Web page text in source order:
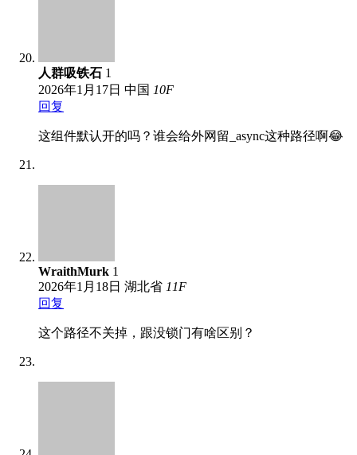
人群吸铁石 1
2026年1月17日 中国 10F
回复
这组件默认开的吗？谁会给外网留_async这种路径啊😂
WraithMurk 1
2026年1月18日 湖北省 11F
回复
这个路径不关掉，跟没锁门有啥区别？